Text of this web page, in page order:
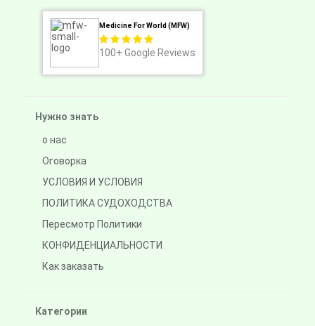
Medicine For World (MFW)
100+ Google Reviews
Нужно знать
о нас
Оговорка
УСЛОВИЯ И УСЛОВИЯ
ПОЛИТИКА СУДОХОДСТВА
Пересмотр Политики
КОНФИДЕНЦИАЛЬНОСТИ
Как заказать
Категории